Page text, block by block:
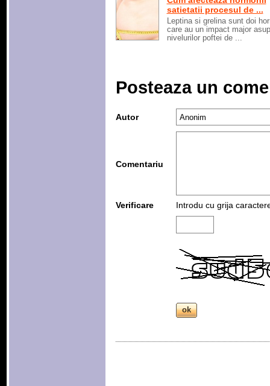
satietatii procesul de ...
Leptina si grelina sunt doi
care au un impact major
nivelurilor poftei de ...
Posteaza un
Autor
Comentariu
Verificare Introdu cu grija